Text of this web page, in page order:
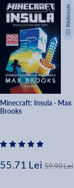
Minecraft: Insula - Max
Brooks
55.71 Lei 59.90 Lei